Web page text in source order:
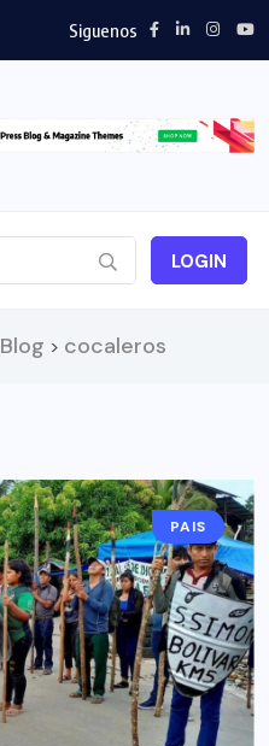
Siguenos
LOGIN
Blog > cocaleros
PAIS